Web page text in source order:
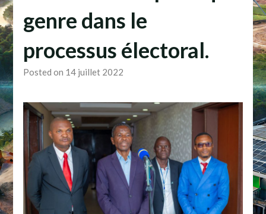
genre dans le
processus électoral.
Posted on 14 juillet 2022